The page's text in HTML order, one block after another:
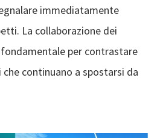
immediatamente
La collaborazione dei
per contrastare
continuano a spostarsi da